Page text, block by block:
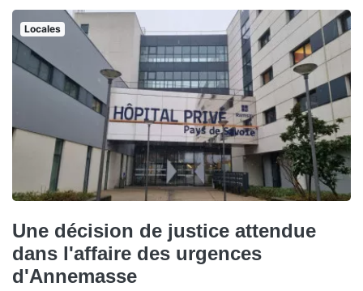
Locales
Une décision de justice attendue
dans l'affaire des urgences
d'Annemasse